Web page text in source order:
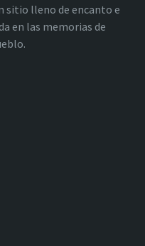
sitio lleno de encanto e
en las memorias de